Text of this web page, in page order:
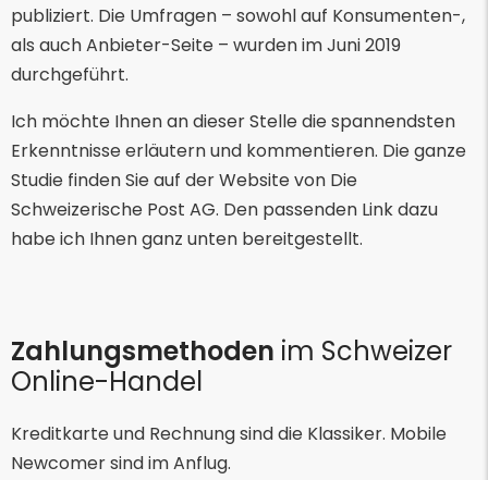
publiziert. Die Umfragen – sowohl auf Konsumenten-,
als auch Anbieter-Seite – wurden im Juni 2019
durchgeführt.
Ich möchte Ihnen an dieser Stelle die spannendsten
Erkenntnisse erläutern und kommentieren. Die ganze
Studie finden Sie auf der Website von Die
Schweizerische Post AG. Den passenden Link dazu
habe ich Ihnen ganz unten bereitgestellt.
Zahlungsmethoden im Schweizer
Online-Handel
Kreditkarte und Rechnung sind die Klassiker. Mobile
Newcomer sind im Anflug.